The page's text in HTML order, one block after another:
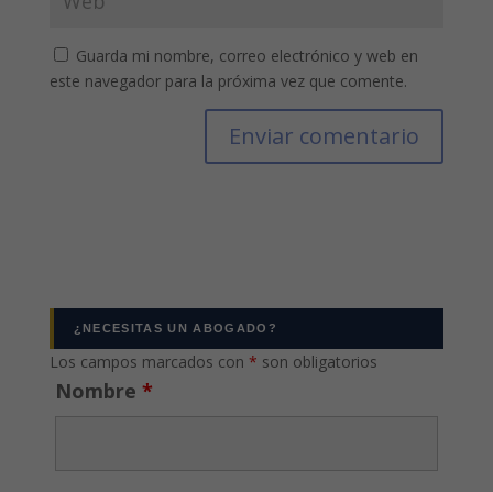
Guarda mi nombre, correo electrónico y web en
este navegador para la próxima vez que comente.
¿NECESITAS UN ABOGADO?
Los campos marcados con * son obligatorios
Nombre *